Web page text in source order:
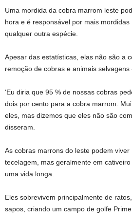
Uma mordida da cobra marrom leste
hora e é responsável por mais mordidas
qualquer outra espécie.
Apesar das estatísticas, elas não são a
remoção de cobras e animais selvagens
‘Eu diria que 95 % de nossas cobras
dois por cento para a cobra marrom.
eles, mas dizemos que eles não são
disseram.
As cobras marrons do leste podem
tecelagem, mas geralmente em
uma vida longa.
Eles sobrevivem principalmente de
sapos, criando um campo de golfe Prime